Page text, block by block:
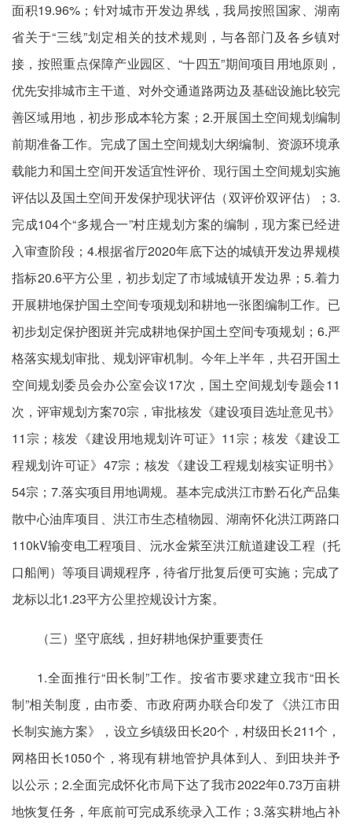
面积19.96%；针对城市开发边界线，我局按照国家、湖南
省关于“三线”划定相关的技术规则，与各部门及各乡镇对
接，按照重点保障产业园区、“十四五”期间项目用地原则，
优先安排城市主干道、对外交通道路两边及基础设施比较完
善区域用地，初步形成本轮方案；2.开展国土空间规划编制
前期准备工作。完成了国土空间规划大纲编制、资源环境承
载能力和国土空间开发适宜性评价、现行国土空间规划实施
评估以及国土空间开发保护现状评估（双评价双评估）；3.
完成104个“多规合一”村庄规划方案的编制，现方案已经进
入审查阶段；4.根据省厅2020年底下达的城镇开发边界规模
指标20.6平方公里，初步划定了市域城镇开发边界；5.着力
开展耕地保护国土空间专项规划和耕地一张图编制工作。已
初步划定保护图斑并完成耕地保护国土空间专项规划；6.严
格落实规划审批、规划评审机制。今年上半年，共召开国土
空间规划委员会办公室会议17次，国土空间规划专题会11
次，评审规划方案70宗，审批核发《建设项目选址意见书》
11宗；核发《建设用地规划许可证》11宗；核发《建设工
程规划许可证》47宗；核发《建设工程规划核实证明书》
54宗；7.落实项目用地调规。基本完成洪江市黔石化产品集
散中心油库项目、洪江市生态植物园、湖南怀化洪江两路口
110kV输变电工程项目、沅水金紫至洪江航道建设工程（托
口船闸）等项目调规程序，待省厅批复后便可实施；完成了
龙标以北1.23平方公里控规设计方案。
（三）坚守底线，担好耕地保护重要责任
1.全面推行“田长制”工作。按省市要求建立我市“田长
制”相关制度，由市委、市政府两办联合印发了《洪江市田
长制实施方案》，设立乡镇级田长20个，村级田长211个，
网格田长1050个，将现有耕地管护具体到人、到田块并予
以公示；2.全面完成怀化市局下达了我市2022年0.73万亩耕
地恢复任务，年底前可完成系统录入工作；3.落实耕地占补